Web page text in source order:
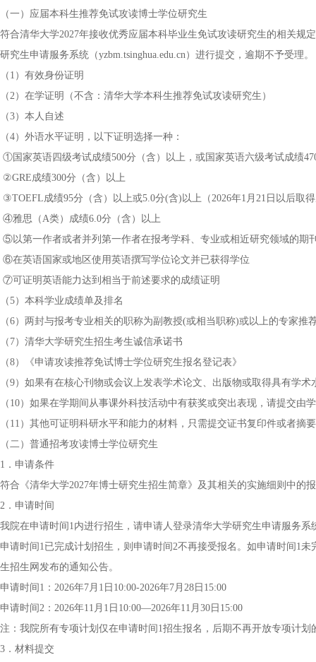
（一）应届本科生推荐免试攻读博士学位研究生
符合清华大学2027年接收优秀应届本科毕业生免试攻读研究生的相关规
研究生申请服务系统（yzbm.tsinghua.edu.cn）进行提交，逾期不予受理。
（1）有效身份证明
（2）在学证明（不含：清华大学本科生推荐免试攻读研究生）
（3）本人自述
（4）外语水平证明，以下证明选择一种：
①国家英语四级考试成绩500分（含）以上，或国家英语六级考试成绩
②GRE成绩300分（含）以上
③TOEFL成绩95分（含）以上或5.0分(含)以上（2026年1月21日以后取
④雅思（A类）成绩6.0分（含）以上
⑤以第一作者或者并列第一作者在报考学科、专业或相近研究领域的期
⑥在英语国家或地区使用英语撰写学位论文并已获得学位
⑦可证明英语能力达到相当于前述要求的成绩证明
（5）本科学业成绩单及排名
（6）两封与报考专业相关的职称为副教授(或相当职称)或以上的专家
（7）清华大学研究生招生考生诚信承诺书
（8）《申请攻读推荐免试博士学位研究生报名登记表》
（9）如果有在核心刊物或会议上发表学术论文、出版物或取得具有学
（10）如果在学期间从事课外科技活动中有获奖或突出表现，请提交由
（11）其他可证明科研水平和能力的材料，只需提交证书复印件或者摘要
（二）普通招考攻读博士学位研究生
1．申请条件
符合《清华大学2027年博士研究生招生简章》及其相关的实施细则中的
2．申请时间
我院在申请时间1内进行招生，请申请人登录清华大学研究生申请服务系
申请时间1已完成计划招生，则申请时间2不再接受报名。如申请时间1
生招生网发布的通知公告。
申请时间1：2026年7月1日10:00-2026年7月28日15:00
申请时间2：2026年11月1日10:00—2026年11月30日15:00
注：我院所有专项计划仅在申请时间1招生报名，后期不再开放专项计划
3．材料提交